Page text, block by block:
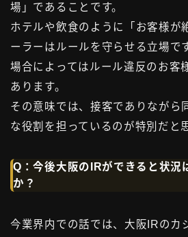
場」であることです。
ホテルや飲食のように「お客様が
ーラーはルールを守らせる立場で
場合によってはルール違反のお客
あります。
その意味では、接客でありながら
な役割を担っているのが特別だと
Q：今後大阪のIRができると状況
か？
今業界内での話では、大阪IRのカ